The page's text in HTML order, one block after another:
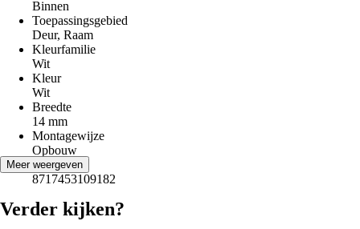
Binnen
Toepassingsgebied
Deur, Raam
Kleurfamilie
Wit
Kleur
Wit
Breedte
14 mm
Montagewijze
Opbouw
EAN
8717453109182
Meer weergeven
Verder kijken?